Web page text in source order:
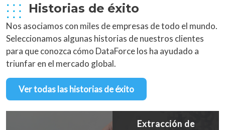
Historias de éxito
Nos asociamos con miles de empresas de todo el mundo.
Seleccionamos algunas historias de nuestros clientes
para que conozca cómo DataForce los ha ayudado a
triunfar en el mercado global.
Ver todas las historias de éxito
Extracción de